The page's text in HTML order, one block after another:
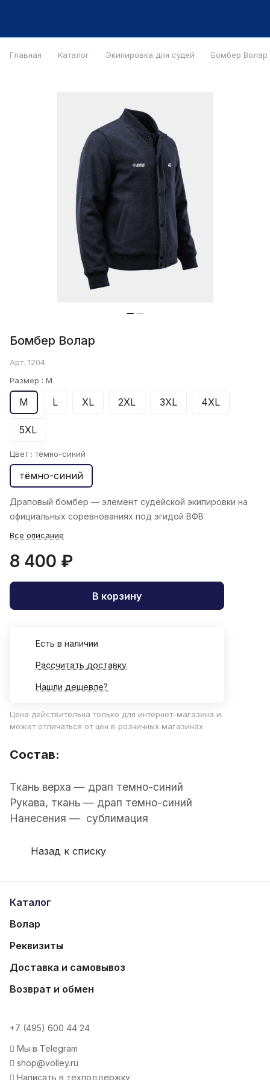
Главная Каталог Экипировка для судей Бомбер Bолар
Бомбер Bолар
Арт. 1204
Размер : M
M L XL 2XL 3XL 4XL
5XL
Цвет : тёмно-синий
тёмно-синий
Драповый бомбер — элемент судейской экипировки на
официальных соревнованиях под эгидой ВФВ
Все описание
8 400 ₽
В корзину
Есть в наличии
Рассчитать доставку
Нашли дешевле?
Цена действительна только для интернет-магазина и
может отличаться от цен в розничных магазинах
Состав:
Ткань верха — драп темно-синий
Рукава, ткань — драп темно-синий
Нанесения — сублимация
Назад к списку
Каталог
Волар
Реквизиты
Доставка и самовывоз
Возврат и обмен
+7 (495) 600 44 24
Мы в Telegram
shop@volley.ru
Написать в техподдержку